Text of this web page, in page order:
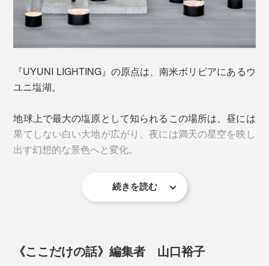
ます。
直径6×高さ8cm」
っかり寝落ちしてしまっても心配いらず。手のひらサイ
ズで軽量なので、くつろぎたい場所に運んで、心をとと
いつもの場所にいつの間にか灯りが点り、まるで「おか
えり」と迎えられているよう。一日中情報にさらされ続
けた脳から、ふっと力が抜けるのを感じるはずです。
さらに、別売りの「リモコン」を使えば、 4・6・8・10
時間タイマーや明るさ調整も可能
コンセントの位置を気にすることなく、好きな場所で幻
想的な灯りを楽しめます。
『UYUNI LIGHTING』の原点は、南米ボリビアにあるウ
ユニ塩湖。
地球上で最大の塩原として知られるこの場所は、昼には
果てしない白い大地が広がり、夜には満天の星空を映し
出す幻想的な景色へと変化。
雨上がりには、まるで空と大地の境界が消えたかのよう
続きを読む
《ここだけの話》編集者 山口裕子